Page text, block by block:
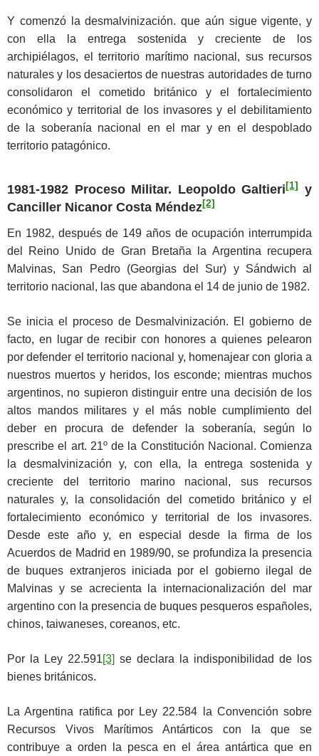
Y comenzó la desmalvinización. que aún sigue vigente, y
con ella la entrega sostenida y creciente de los
archipiélagos, el territorio marítimo nacional, sus recursos
naturales y los desaciertos de nuestras autoridades de turno
consolidaron el cometido británico y el fortalecimiento
económico y territorial de los invasores y el debilitamiento
de la soberanía nacional en el mar y en el despoblado
territorio patagónico.
1981-1982 Proceso Militar. Leopoldo Galtieri[1] y
Canciller Nicanor Costa Méndez[2]
En 1982, después de 149 años de ocupación interrumpida
del Reino Unido de Gran Bretaña la Argentina recupera
Malvinas, San Pedro (Georgias del Sur) y Sándwich al
territorio nacional, las que abandona el 14 de junio de 1982.
Se inicia el proceso de Desmalvinización. El gobierno de
facto, en lugar de recibir con honores a quienes pelearon
por defender el territorio nacional y, homenajear con gloria a
nuestros muertos y heridos, los esconde; mientras muchos
argentinos, no supieron distinguir entre una decisión de los
altos mandos militares y el más noble cumplimiento del
deber en procura de defender la soberanía, según lo
prescribe el art. 21º de la Constitución Nacional. Comienza
la desmalvinización y, con ella, la entrega sostenida y
creciente del territorio marino nacional, sus recursos
naturales y, la consolidación del cometido británico y el
fortalecimiento económico y territorial de los invasores.
Desde este año y, en especial desde la firma de los
Acuerdos de Madrid en 1989/90, se profundiza la presencia
de buques extranjeros iniciada por el gobierno ilegal de
Malvinas y se acrecienta la internacionalización del mar
argentino con la presencia de buques pesqueros españoles,
chinos, taiwaneses, coreanos, etc.
Por la Ley 22.591[3] se declara la indisponibilidad de los
bienes británicos.
La Argentina ratifica por Ley 22.584 la Convención sobre
Recursos Vivos Marítimos Antárticos con la que se
contribuye a orden la pesca en el área antártica que en